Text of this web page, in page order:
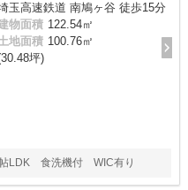
玉高速鉄道 南鳩ヶ谷 徒歩15分
物面積 122.54㎡
地面積 100.76㎡
坪)
帖LDK 食洗機付 WIC有り